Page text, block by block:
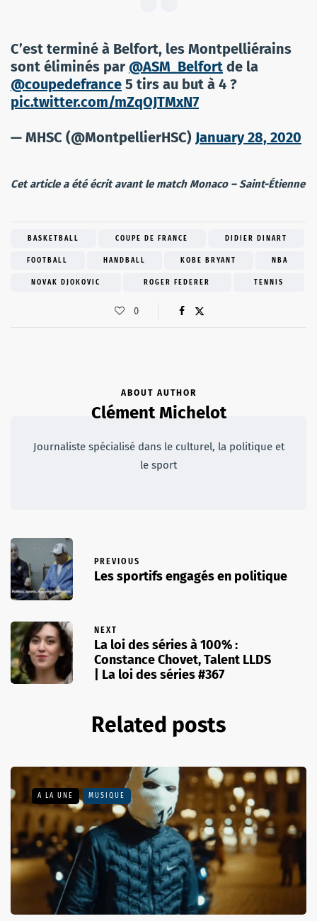
C’est terminé à Belfort, les Montpelliérains
sont éliminés par @ASM_Belfort de la
@coupedefrance 5 tirs au but à 4 ?
pic.twitter.com/mZqOJTMxN7
— MHSC (@MontpellierHSC) January 28, 2020
Cet article a été écrit avant le match Monaco – Saint-Étienne
BASKETBALL COUPE DE FRANCE DIDIER DINART
FOOTBALL HANDBALL KOBE BRYANT NBA
NOVAK DJOKOVIC ROGER FEDERER TENNIS
0
ABOUT AUTHOR
Clément Michelot
Journaliste spécialisé dans le culturel, la politique et
le sport
PREVIOUS
Les sportifs engagés en politique
NEXT
La loi des séries à 100% :
Constance Chovet, Talent LLDS
| La loi des séries #367
Related posts
A LA UNE MUSIQUE